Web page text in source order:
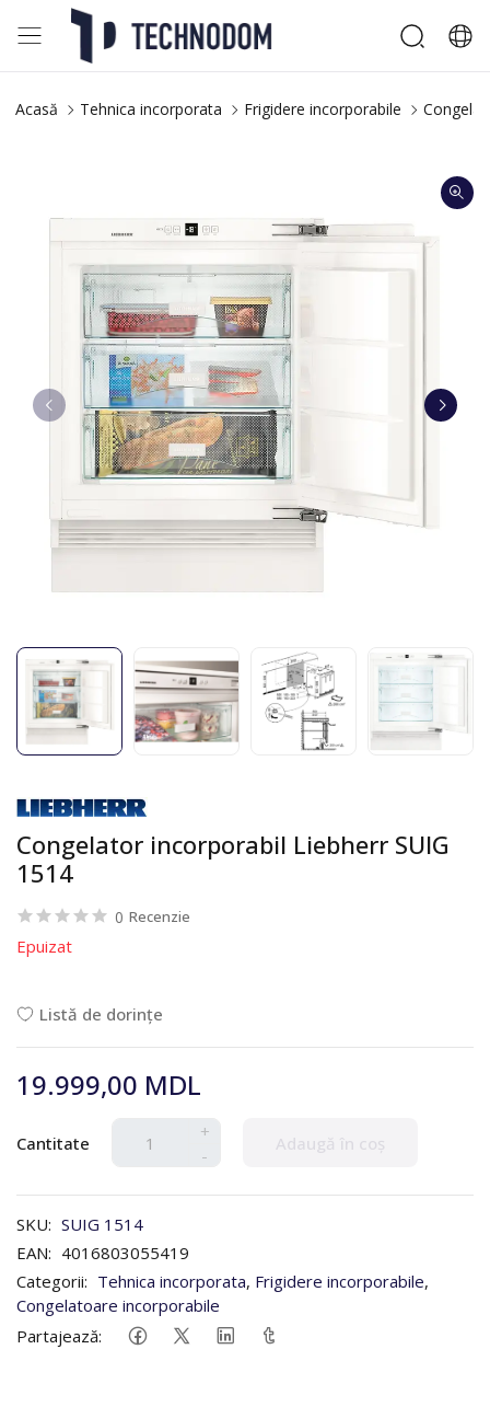
Acasă Tehnica incorporata Frigidere incorporabile
Congelator incorporabil Liebherr SUIG
1514
0 Recenzie
Epuizat
Listă de dorințe
19.999,00 MDL
Cantitate
+
-
Adaugă în coș
SKU: SUIG 1514
EAN: 4016803055419
Categorii: Tehnica incorporata, Frigidere incorporabile,
Congelatoare incorporabile
Partajează: